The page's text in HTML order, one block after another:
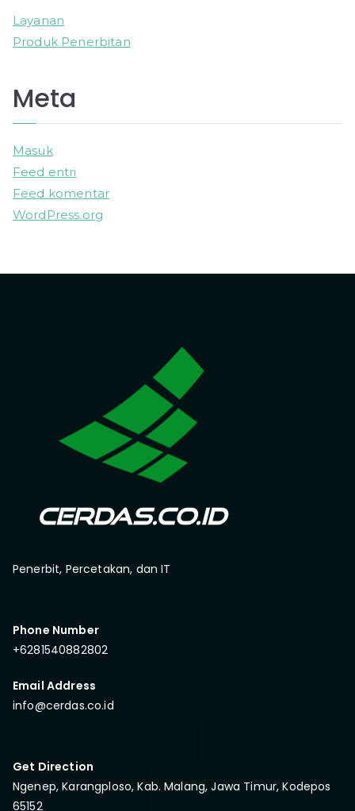
Layanan
Produk Penerbitan
Meta
Masuk
Feed entri
Feed komentar
WordPress.org
Penerbit, Percetakan, dan IT
Phone Number
+6281540882802
Email Address
info@cerdas.co.id
Get Direction
Ngenep, Karangploso, Kab. Malang, Jawa Timur, Kodepos
65152